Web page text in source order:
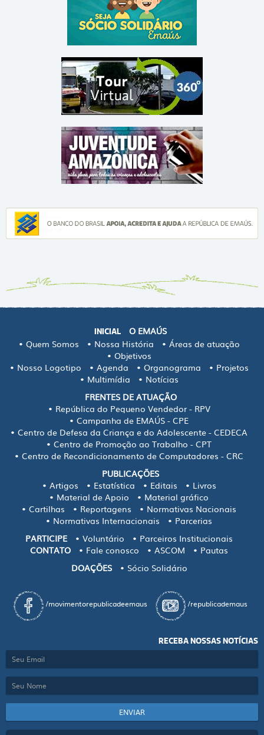
INICIAL
O EMAÚS
Quem Somos
Nossa História
Áreas de atuação
Objetivos
Nosso Logotipo
Agenda Organograma
Projetos
Multimídia
Notícias
FRENTES DE ATUAÇÃO
República do Pequeno Vendedor - RPV
Campanha de EMAÚS - CPE
Centro de Defesa da Criança e do Adolescente - CEDECA
Centro de Promoção ao Trabalho - CPT
Centro de Recondicionamento de Computadores - CRC
PUBLICAÇÕES
Artigos
Estatística Editais
Livros
Material de Apoio
Material gráfico
Cartilhas
Reportagens
Normativas Nacionais
Normativas Internacionais
Parcerias
PARTICIPE
Voluntário
Parceiros Institucionais
CONTATO
Fale conosco ASCOM
Pautas
DOAÇÕES
Sócio Solidário
/movimentorepublicadeemaus /republicademaus
RECEBA NOSSAS NOTÍCIAS
ENVIAR